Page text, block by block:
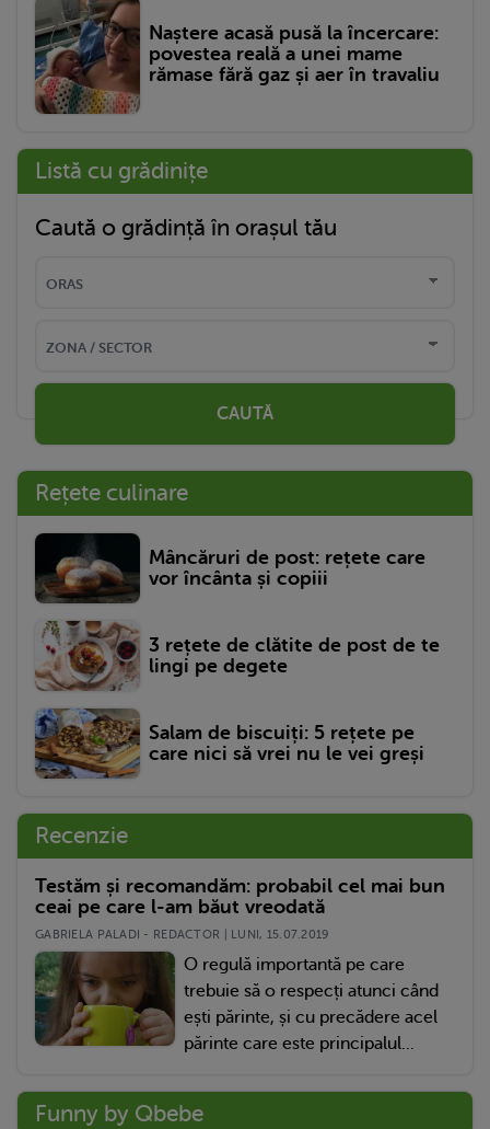
Naștere acasă pusă la încercare:
povestea reală a unei mame
rămase fără gaz și aer în travaliu
Listă cu grădinițe
Caută o grădință în orașul tău
CAUTĂ
Rețete culinare
Mâncăruri de post: rețete care
vor încânta și copiii
3 rețete de clătite de post de te
lingi pe degete
Salam de biscuiți: 5 rețete pe
care nici să vrei nu le vei greși
Recenzie
Testăm și recomandăm: probabil cel mai bun
ceai pe care l-am băut vreodată
GABRIELA PALADI - REDACTOR | LUNI, 15.07.2019
O regulă importantă pe care
trebuie să o respecți atunci când
ești părinte, și cu precădere acel
părinte care este principalul...
Funny by Qbebe